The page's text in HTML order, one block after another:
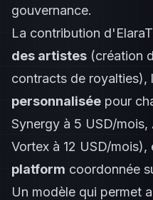
gouvernance.
La contribution
des artistes (création
contracts de royalties),
personnalisée pour
Synergy à 5 USD/
Vortex à 12 USD/mois),
platform coordonnée
Un modèle qui permet